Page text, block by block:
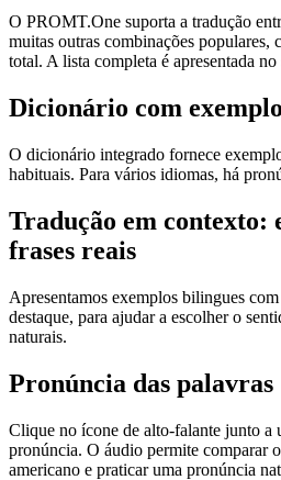
O PROMT.One suporta a tradução
muitas outras combinações populares,
total. A lista completa é apresentada
Dicionário com
O dicionário integrado fornece
habituais. Para vários idiomas, há
Tradução em contexto:
frases reais
Apresentamos exemplos bilingues
destaque, para ajudar a escolher o
naturais.
Pronúncia das palavras
Clique no ícone de alto-falante junto a
pronúncia. O áudio permite comparar
americano e praticar uma pronúncia